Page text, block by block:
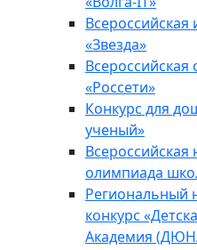
«Звезда»
«Россети»
Конкурс для
ученый»
Всероссийская
олимпиада
Региональный
конкурс
Академия